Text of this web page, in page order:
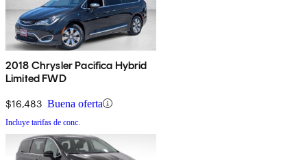
2018 Chrysler Pacifica Hybrid
Limited FWD
$16,483 Buena oferta
Incluye tarifas de conc.